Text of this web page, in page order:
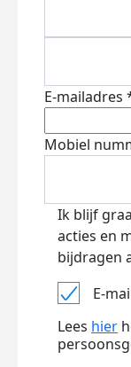
E-mailadres
Mobiel
Ik blijf
acties en
bijdragen
E-
Lees hier